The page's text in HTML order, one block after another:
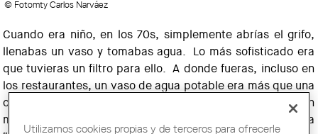
© Fotomty Carlos Narváez
Cuando era niño, en los 70s, simplemente abrías el grifo,
llenabas un vaso y tomabas agua. Lo más sofisticado era
que tuvieras un filtro para ello. A donde fueras, incluso en
los restaurantes, un vaso de agua potable era más que una
cortesía, casi un DERECHO.
En algún
momento desde entonces, la calidad de esta agua
Utilizamos cookies propias y de terceros para ofrecerle